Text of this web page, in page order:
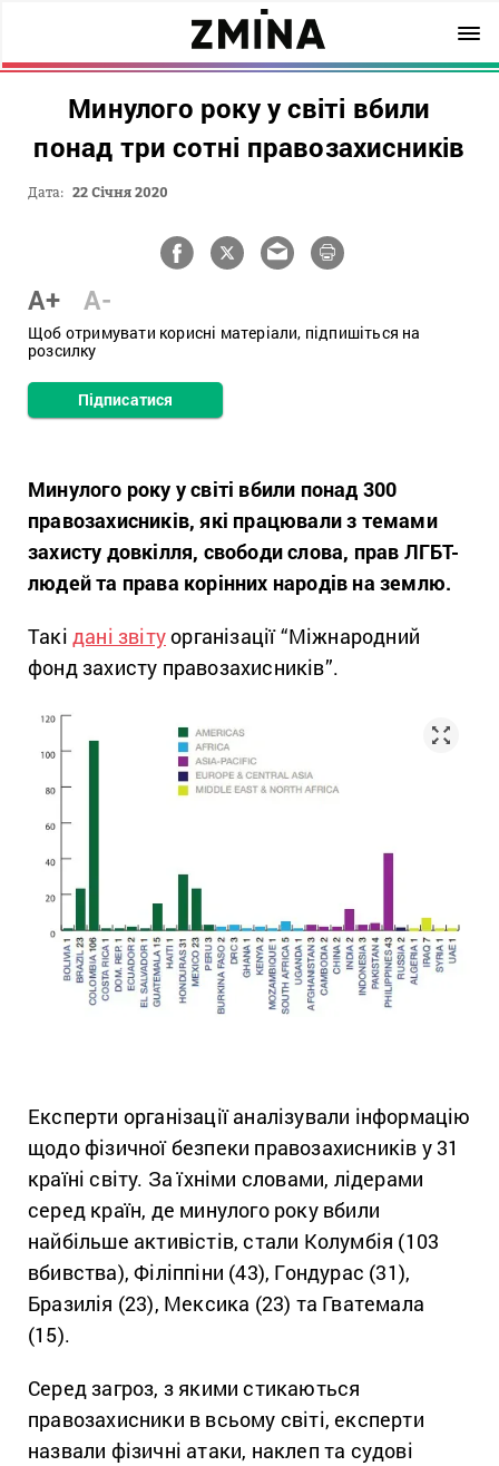
Минулого року у світі вбили
понад три сотні правозахисників
Дата: 22 Січня 2020
A+ A-
Щоб отримувати корисні матеріали, підпишіться на
розсилку
Підписатися
Минулого року у світі вбили понад 300
правозахисників, які працювали з темами
захисту довкілля, свободи слова, прав ЛГБТ-
людей та права корінних народів на землю.
Такі дані звітуорганізації “Міжнародний
фонд захисту правозахисників”.
Експерти організації аналізували інформацію
щодо фізичної безпеки правозахисників у 31
країні світу. За їхніми словами, лідерами
серед країн, де минулого року вбили
найбільше активістів, стали Колумбія (103
вбивства), Філіппіни (43), Гондурас (31),
Бразилія (23), Мексика (23) та Гватемала
(15).
Серед загроз, з якими стикаються
правозахисники в всьому світі, експерти
назвали фізичні атаки, наклеп та судові